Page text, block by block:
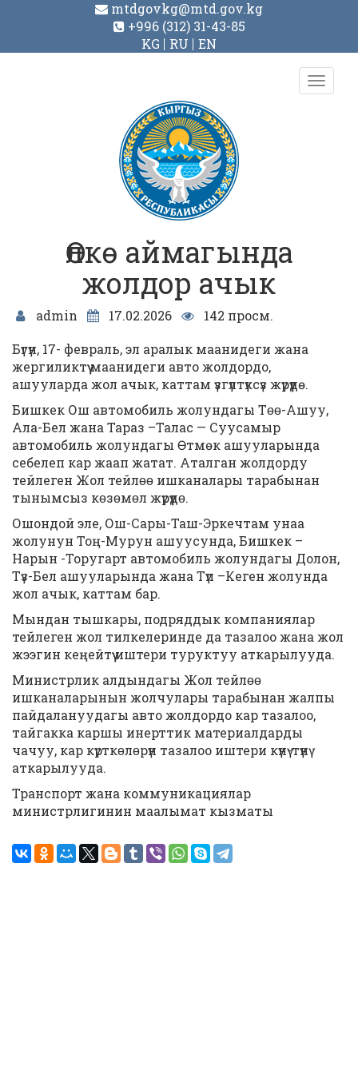
mtdgovkg@mtd.gov.kg
+996 (312) 31-43-85
KG
RU EN
Toggle
Өлкө аймагында
жолдор ачык
admin 17.02.2026
142 просм.
Бүгүн, 17- февраль, эл аралык маанидеги жана
жергиликтүү маанидеги авто жолдордо,
ашууларда жол ачык, каттам үзгүлтүксүз жүрүүдө.
Бишкек Ош автомобиль жолундагы Тɵɵ-Ашуу,
Ала-Бел жана Тараз –Талас — Суусамыр
автомобиль жолундагы Өтмөк ашууларында
себелеп кар жаап жатат. Аталган жолдорду
тейлеген Жол тейлɵɵ ишканалары тарабынан
тынымсыз кɵзɵмɵл жүрүүдɵ.
Ошондой эле, Ош-Сары-Таш-Эркечтам унаа
жолунун Тоң-Мурун ашуусунда, Бишкек –
Нарын -Торугарт автомобиль жолундагы Долон,
Түз-Бел ашууларында жана Түп –Кеген жолунда
жол ачык, каттам бар.
Мындан тышкары, подряддык компаниялар
тейлеген жол тилкелеринде да тазалоо жана жол
жээгин кеңейтүү иштери туруктуу аткарылууда.
Министрлик алдындагы Жол тейлɵɵ
ишканаларынын жолчулары тарабынан жалпы
пайдалануудагы авто жолдордо кар тазалоо,
тайгакка каршы инерттик материалдарды
чачуу, кар күрткɵлɵрүн тазалоо иштери күнү-түнү
аткарылууда.
Транспорт жана коммуникациялар
министрлигинин маалымат кызматы